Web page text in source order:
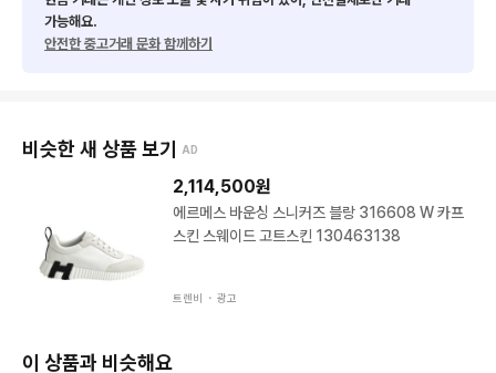
가능해요.
안전한 중고거래 문화 함께하기
비슷한 새 상품 보기 AD
2,114,500원
에르메스 바운싱 스니커즈 블랑 316608 W 카프
스킨 스웨이드 고트스킨 130463138
트렌비 ・ 광고
이 상품과 비슷해요